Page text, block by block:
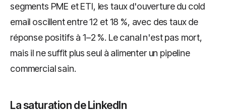
segments PME et ETI, les taux d'ouverture du cold
email oscillent entre 12 et 18 %, avec des taux de
réponse positifs à 1–2 %. Le canal n'est pas mort,
mais il ne suffit plus seul à alimenter un pipeline
commercial sain.
La saturation de LinkedIn